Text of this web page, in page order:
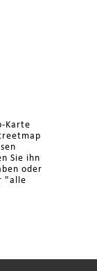
Karte
Sie ihn
oder
"alle